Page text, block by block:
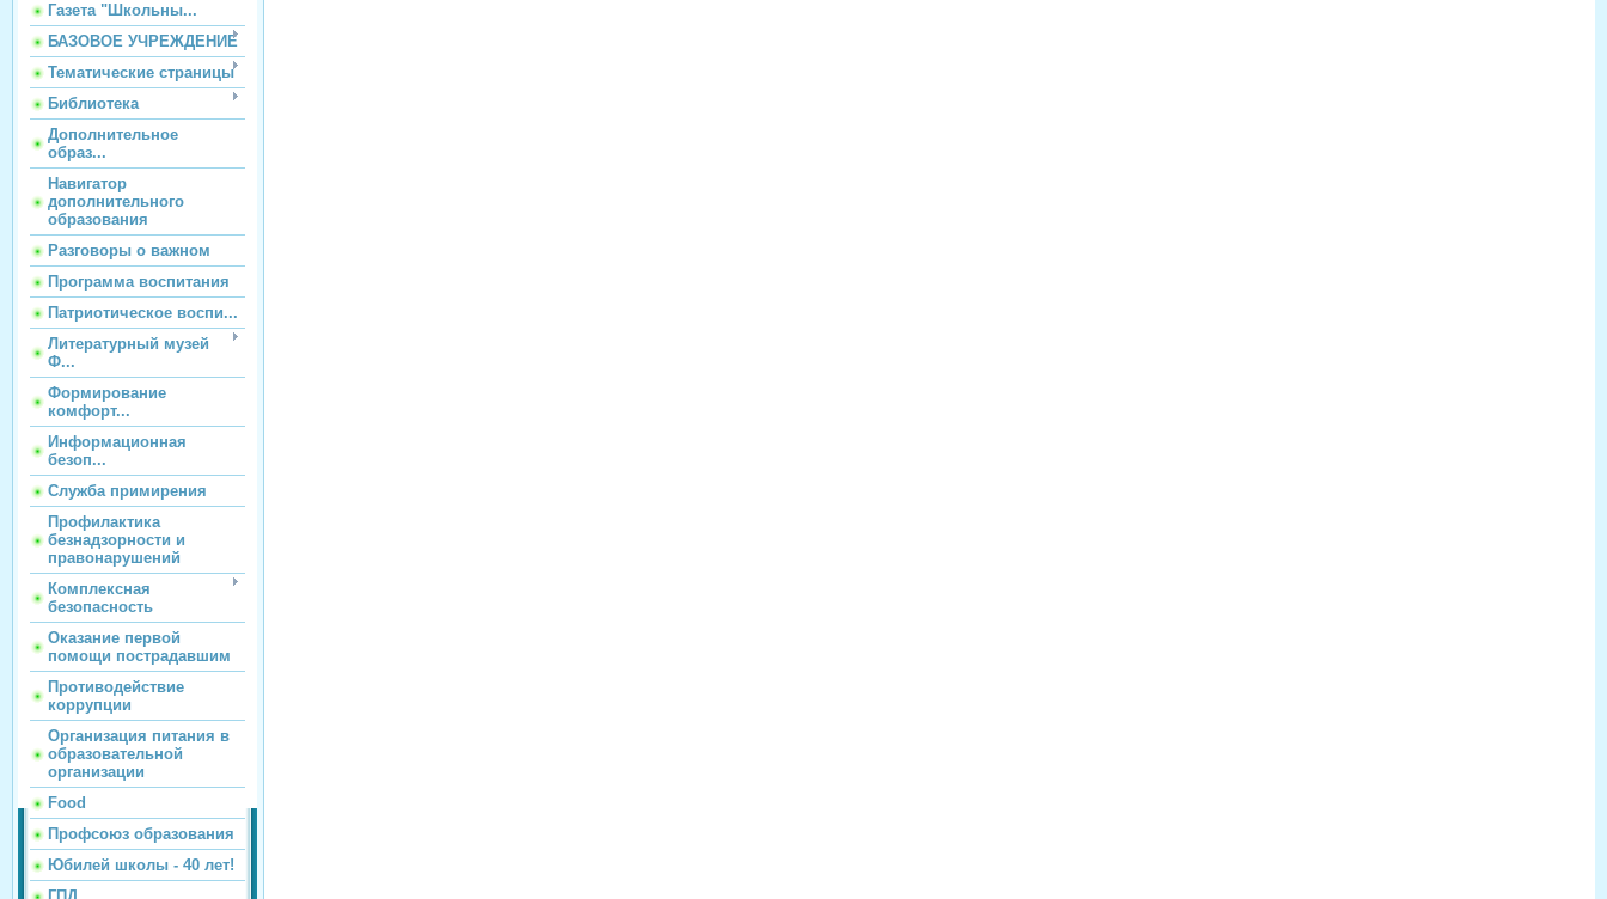
Газета "Школьны...
БАЗОВОЕ УЧРЕЖДЕНИЕ
Тематические страницы
Библиотека
Дополнительное
образ...
Навигатор
дополнительного
образования
Разговоры о важном
Программа воспитания
Патриотическое воспи...
Литературный музей
Ф...
Формирование
комфорт...
Информационная
безоп...
Служба примирения
Профилактика
безнадзорности и
правонарушений
Комплексная
безопасность
Оказание первой
помощи пострадавшим
Противодействие
коррупции
Организация питания в
образовательной
организации
Food
Профсоюз образования
Юбилей школы - 40 лет!